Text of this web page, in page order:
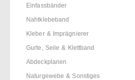
Einfassbänder
Nahtklebeband
Kleber & Imprägnierer
Gurte, Seile & Klettband
Abdeckplanen
Naturgewebe & Sonstiges